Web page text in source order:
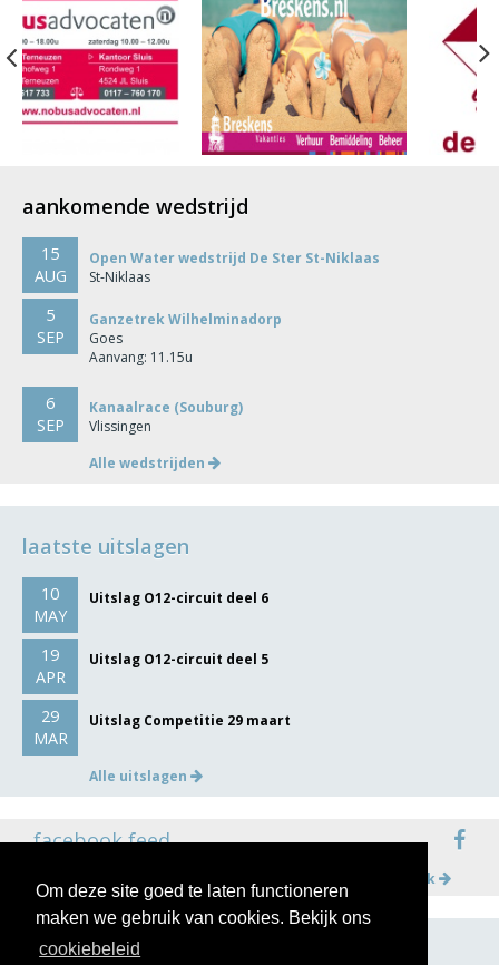
Om deze site goed te laten functioneren
maken we gebruik van cookies. Bekijk ons
cookiebeleid
Previous
aankomende wedstrijd
15
AUG
Open Water wedstrijd De Ster St-Niklaas
St-Niklaas
5
SEP
Ganzetrek Wilhelminadorp
Goes
Aanvang: 11.15u
6
SEP
Kanaalrace (Souburg)
Vlissingen
Alle wedstrijden
laatste uitslagen
10
MAY
Uitslag O12-circuit deel 6
19
APR
Uitslag O12-circuit deel 5
29
MAR
Uitslag Competitie 29 maart
Alle uitslagen
facebook feed
Meer op facebook
volg ons op